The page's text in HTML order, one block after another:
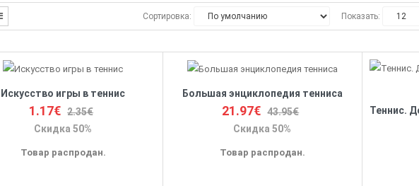
Сортировка: Показать:
Искусство игры в теннис
1.17€ 2.35€
Скидка 50%
Товар распродан.
Большая энциклопедия тенниса
21.97€ 43.95€
Скидка 50%
Товар распродан.